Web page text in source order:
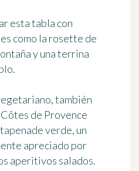
esta tabla con
como la rosette de
y una terrina
también
de Provence
verde, un
apreciado por
aperitivos salados.